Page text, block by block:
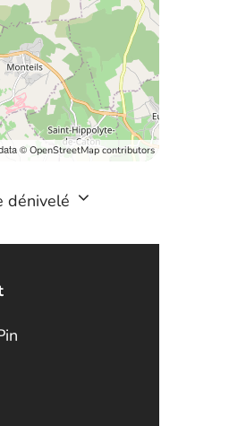
© OpenStreetMap contributors
dénivelé